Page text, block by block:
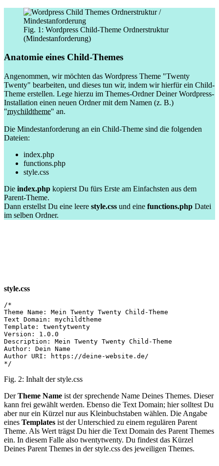
Fig. 1: Wordpress Child-Theme Ordnerstruktur
(Mindestanforderung)
Anatomie eines Child-Themes
Angenommen, wir möchten das Wordpress Theme "Twenty
Twenty" bearbeiten, und dieses tun wir, indem wir hierfür ein Child-
Theme erstellen. Lege hierzu im Themes-Ordner Deiner Wordpress-
Installation einen neuen Ordner mit dem Namen (z. B.)
"mychildtheme" an.
Die Mindestanforderung an ein Child-Theme sind die folgenden
Dateien:
index.php
functions.php
style.css
Die index.php kopierst Du fürs Erste am Einfachsten aus dem
Parent-Theme.
Dann erstellst Du eine leere style.css und eine functions.php Datei
im selben Ordner.
style.css
/*
Theme Name: Mein Twenty Twenty Child-Theme
Text Domain: mychildtheme
Template: twentytwenty
Version: 1.0.0
Description: Mein Twenty Twenty Child-Theme
Author: Dein Name
Author URI: https://deine-website.de/
*/
Fig. 2: Inhalt der style.css
DerTheme Name ist der sprechende Name Deines Themes. Dieser
kann frei gewählt werden. Ebenso die Text Domain; hier solltest Du
aber nur ein Kürzel nur aus Kleinbuchstaben wählen. Die Angabe
eines Templates ist der Unterschied zu einem regulären Parent
Theme. Als Wert trägst Du hier die Text Domain des Parent Themes
ein. In diesem Falle also twentytwenty. Du findest das Kürzel
Deines Parent Themes in der style.css des jeweiligen Themes.